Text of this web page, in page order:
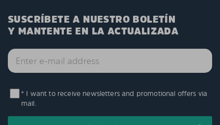
SUSCRÍBETE A NUESTRO BOLETÍN
Y MANTENTE EN LA ACTUALIZADA
* I want to receive newsletters and promotional offers via
mail.